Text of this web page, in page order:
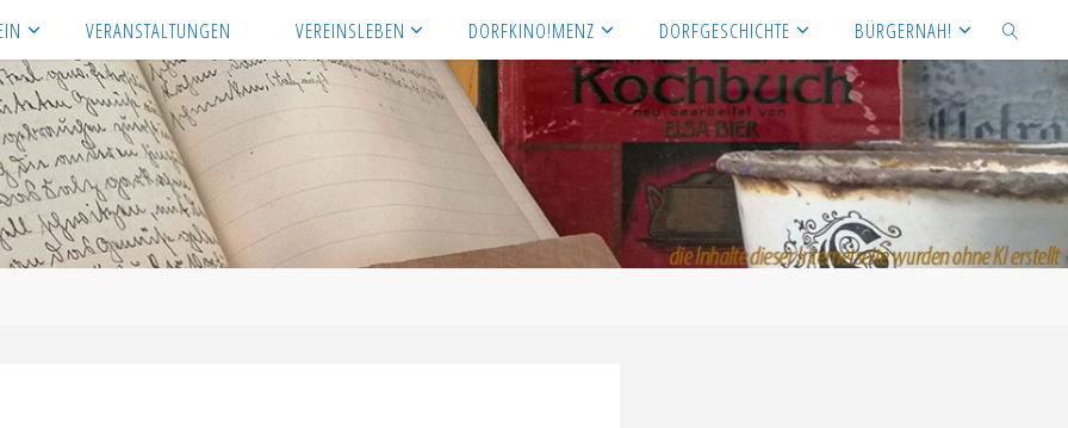
VERANSTALTUNGEN VEREINSLEBEN DORFKINO!MENZ DORFGESCHICHTE BÜRGERNAH!
SEARCH